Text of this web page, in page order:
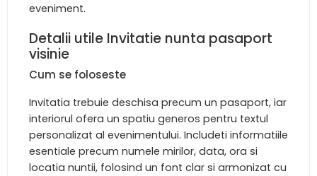
eveniment.
Detalii utile Invitatie nunta pasaport
visinie
Cum se foloseste
Invitatia trebuie deschisa precum un pasaport, iar
interiorul ofera un spatiu generos pentru textul
personalizat al evenimentului. Includeti informatiile
esentiale precum numele mirilor, data, ora si
locatia nuntii, folosind un font clar si armonizat cu